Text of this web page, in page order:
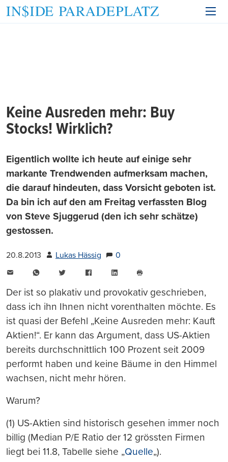
Keine Ausreden mehr: Buy
Stocks! Wirklich?
Eigentlich wollte ich heute auf einige sehr
markante Trendwenden aufmerksam machen,
die darauf hindeuten, dass Vorsicht geboten ist.
Da bin ich auf den am Freitag verfassten Blog
von Steve Sjuggerud (den ich sehr schätze)
gestossen.
20.8.2013 Lukas Hässig
0
WhatsAppTwitter FacebookLinkedIn
drucken
Der ist so plakativ und provokativ geschrieben,
dass ich ihn Ihnen nicht vorenthalten möchte. Es
ist quasi der Befehl „Keine Ausreden mehr: Kauft
Aktien!“. Er kann das Argument, dass US-Aktien
bereits durchschnittlich 100 Prozent seit 2009
performt haben und keine Bäume in den Himmel
wachsen, nicht mehr hören.
Warum?
(1) US-Aktien sind historisch gesehen immer noch
billig (Median P/E Ratio der 12 grössten Firmen
liegt bei 11.8, Tabelle siehe „Quelle„).